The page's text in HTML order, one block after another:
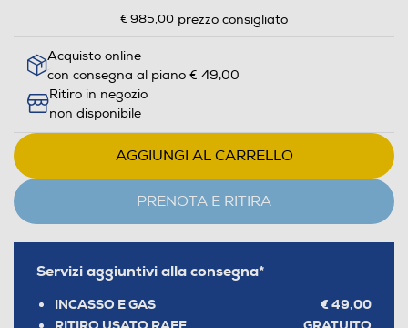
€ 985,00 prezzo consigliato
Acquisto online
con consegna al piano € 49,00
Ritiro in negozio
non disponibile
AGGIUNGI AL CARRELLO
PRENOTA E RITIRA
Servizi aggiuntivi alla consegna*
INCASSO E GAS
€ 49,00